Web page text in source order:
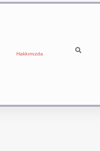
Hakkımızda